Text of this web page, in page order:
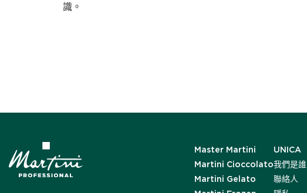
識。
Master Martini
Martini Cioccolato
Martini Gelato
UNICA
我們是誰
聯絡人